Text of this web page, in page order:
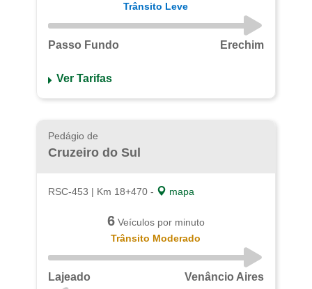
Trânsito Leve
Passo Fundo Erechim
Ver Tarifas
Pedágio de
Cruzeiro do Sul
RSC-453 | Km 18+470 - mapa
6Veículos por minuto
Trânsito Moderado
Lajeado Venâncio Aires